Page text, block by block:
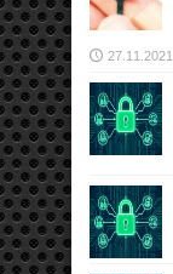
27.11.2021